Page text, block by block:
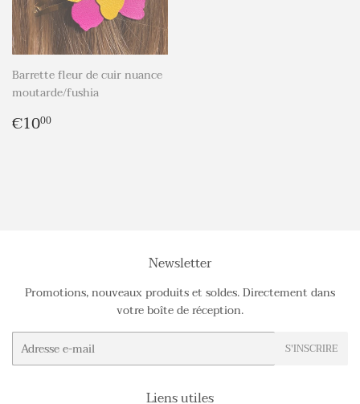
Barrette fleur de cuir nuance
moutarde/fushia
Prix
€1000
Newsletter
Promotions, nouveaux produits et soldes. Directement dans
votre boîte de réception.
mails
S'INSCRIRE
Liens utiles